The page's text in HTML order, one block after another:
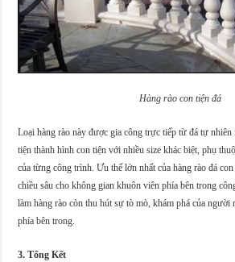
Hàng rào con tiện đá
Loại hàng rào này được gia công trực tiếp từ đá tự
tiện thành hình con tiện với nhiều size khác biệt, phụ
của từng công trình. Ưu thế lớn nhất của hàng rào đá
chiều sâu cho không gian khuôn viên phía bên trong
làm hàng rào còn thu hút sự tò mò, khám phá của
phía bên trong.
3. Tổng Kết